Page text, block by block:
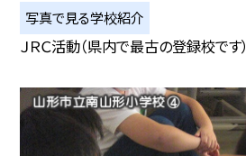
写真で見る学校紹介
ＪＲＣ活動（県内で最古の登録校です）